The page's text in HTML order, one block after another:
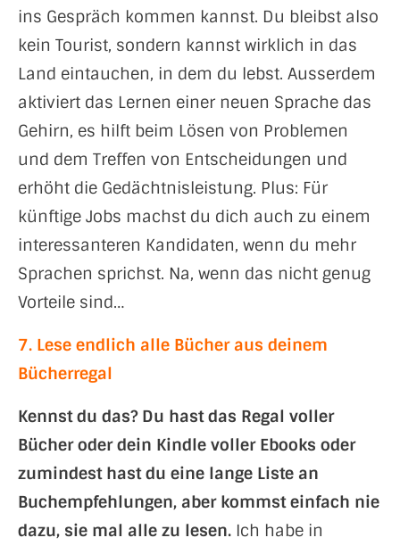
ins Gespräch kommen kannst. Du bleibst also
kein Tourist, sondern kannst wirklich in das
Land eintauchen, in dem du lebst. Ausserdem
aktiviert das Lernen einer neuen Sprache das
Gehirn, es hilft beim Lösen von Problemen
und dem Treffen von Entscheidungen und
erhöht die Gedächtnisleistung. Plus: Für
künftige Jobs machst du dich auch zu einem
interessanteren Kandidaten, wenn du mehr
Sprachen sprichst. Na, wenn das nicht genug
Vorteile sind…
7. Lese endlich alle Bücher aus deinem
Bücherregal
Kennst du das? Du hast das Regal voller
Bücher oder dein Kindle voller Ebooks oder
zumindest hast du eine lange Liste an
Buchempfehlungen, aber kommst einfach nie
dazu, sie mal alle zu lesen. Ich habe in